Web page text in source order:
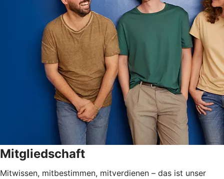
Mitgliedschaft
Mitwissen, mitbestimmen, mitverdienen – das ist unser